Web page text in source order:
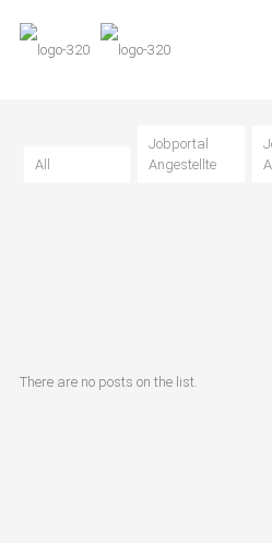
All
Jobportal
Angestellte
There are no posts on the list.